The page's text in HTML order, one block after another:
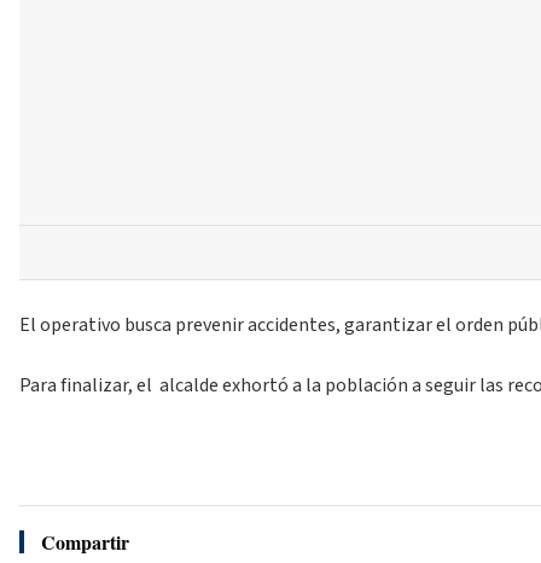
El operativo busca prevenir accidentes, garantizar el orden
Para finalizar, el alcalde exhortó a la población a seguir las
Compartir